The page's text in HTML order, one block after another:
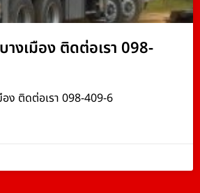
างเมือง ติดต่อเรา 098-
ง ติดต่อเรา 098-409-6